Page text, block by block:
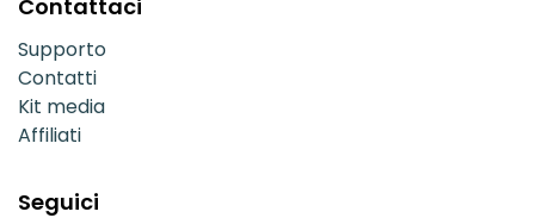
Contattaci
Supporto
Contatti
Kit media
Affiliati
Seguici